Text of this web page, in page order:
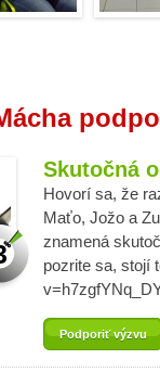
Skutočná
Hovorí sa, že
Maťo, Jožo a
znamená
pozrite sa, stojí
Podporiť výzvu